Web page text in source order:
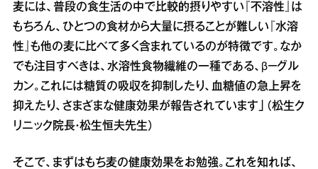
麦には、普段の食生活の中で比較的摂りやすい『不溶性』は
もちろん、ひとつの食材から大量に摂ることが難しい『水溶
性』も他の麦に比べて多く含まれているのが特徴です。なか
でも注目すべきは、水溶性食物繊維の一種である、β－グル
カン。これには糖質の吸収を抑制したり、血糖値の急上昇を
抑えたり、さまざまな健康効果が報告されています」（松生ク
リニック院長・松生恒夫先生）
そこで、まずはもち麦の健康効果をお勉強。これを知れば、